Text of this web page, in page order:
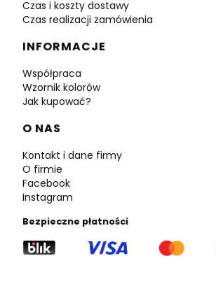
Czas i koszty dostawy
Czas realizacji zamówienia
INFORMACJE
Współpraca
Wzornik kolorów
Jak kupować?
O NAS
Kontakt i dane firmy
O firmie
Facebook
Instagram
Bezpieczne płatności